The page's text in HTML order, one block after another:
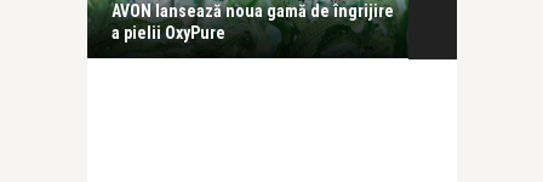
AVON lansează noua gamă de îngrijire
a pielii OxyPure